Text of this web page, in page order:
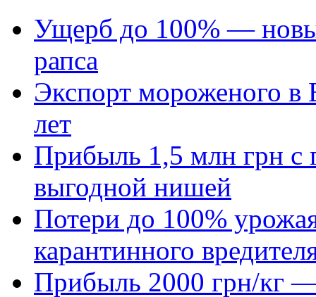
Ущерб до 100% —
рапса
Экспорт мороженого в
лет
Прибыль 1,5 млн грн с
выгодной нишей
Потери до 100%
карантинного
Прибыль 2000 грн/кг —